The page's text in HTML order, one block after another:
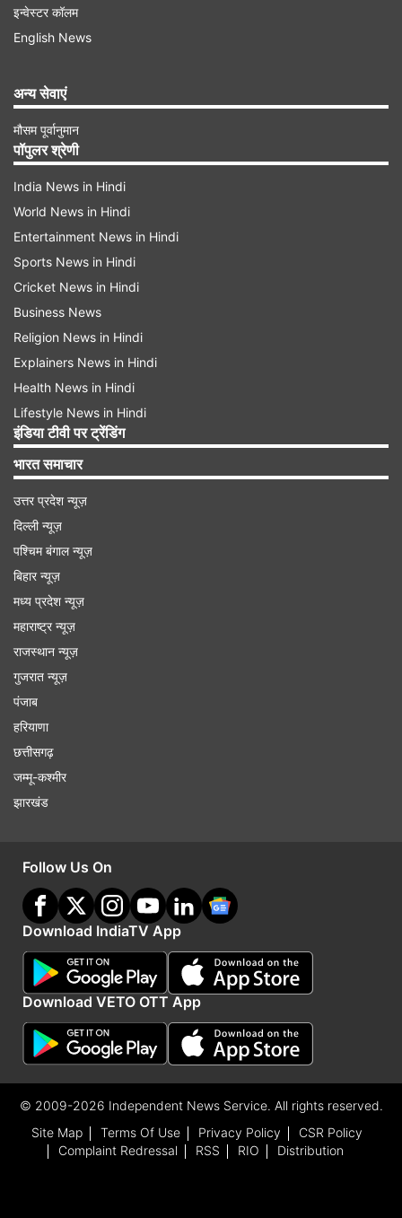
भारतीय क्रिकेट टीम ने श्रीलंका को एशिया कप के
फाइनल मुकाबले में 10 विकेट से धो दिया। इस मुकाबले
पहले बल्लेबाजी का फैसला किया था। लेकिन भारतीय
गेंदबाजों ने इस फैसले को गलत साबित कर दिया।
श्रीलंकाई टीम इस मुकाबले में सिर्फ 50 रनों पर
ऑलआउट कर दिया। जवाब में टीम इंडिया ने सिर्फ 7वें
ओवर में इस मैच को जीत लिया।
एशिया कप जीतने के बाद टीम इंडिया को मिले इतने रुपये
लाख 50 हजार यूएस डॉलर यानी लगभग एक करोड़
24 लाख 63 हजार प्राइज मनी टीम इंडिया को मिली।
जबकि रनर अप श्रीलंकाई टीम को 75 हजार यूएस
एशिया कप में इन खिलाड़ियों को मिला अवॉर्ड
एशिया कप का खिताब जीतने के बाद टीम इंडिया के
अलावा खिलाड़ियों को भी उनके शानदार प्रदर्शन के
लिए अवॉर्ड दिया गया। आइए एक-एक करके जानते हैं
किसे कौन सा अवॉर्ड मिला:-
स्मार्ट कैच ऑफ द मैच- रवींद्र जडेजा (3000 यूएस
डॉलर करीब 2 लाख 49 हजार रुपए)
इन्वेस्टर कॉलम
English News
अन्य सेवाएं
मौसम पूर्वानुमान
पॉपुलर श्रेणी
India News in Hindi
World News in Hindi
Entertainment News in Hindi
Sports News in Hindi
Cricket News in Hindi
Business News
Religion News in Hindi
Explainers News in Hindi
Health News in Hindi
Lifestyle News in Hindi
इंडिया टीवी पर ट्रेंडिंग
भारत समाचार
उत्तर प्रदेश न्यूज़
दिल्ली न्यूज़
पश्चिम बंगाल न्यूज़
बिहार न्यूज़
मध्य प्रदेश न्यूज़
महाराष्ट्र न्यूज़
राजस्थान न्यूज़
गुजरात न्यूज़
पंजाब
हरियाणा
छत्तीसगढ़
जम्मू-कश्मीर
झारखंड
Follow Us On
Download IndiaTV App
Download VETO OTT App
© 2009-2026 Independent News Service. All rights reserved.
Site Map
Terms Of Use Privacy Policy
CSR Policy
Complaint Redressal
RSS RIO Distribution